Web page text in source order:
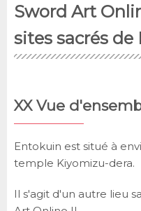
Sword Art
sites sacrés de
XX Vue
Entokuin est situé à
temple Kiyomizu-dera.
Il s'agit d'un autre lieu